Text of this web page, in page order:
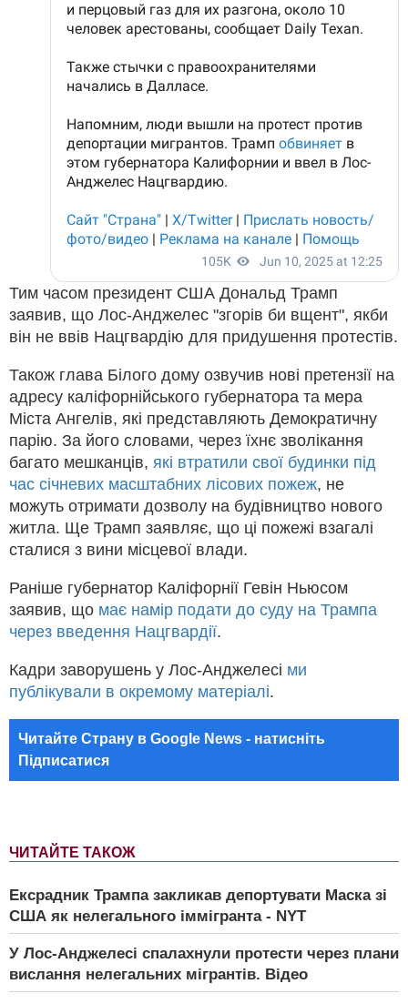
ЧИТАЙТЕ ТАКОЖ
Ексрадник Трампа закликав депортувати Маска зі
США як нелегального іммігранта - NYT
У Лос-Анджелесі спалахнули протести через плани
вислання нелегальних мігрантів. Відео
Тим часом президент США Дональд Трамп
заявив, що Лос-Анджелес "згорів би вщент", якби
він не ввів Нацгвардію для придушення протестів.
Також глава Білого дому озвучив нові претензії на
адресу каліфорнійського губернатора та мера
Міста Ангелів, які представляють Демократичну
парію. За його словами, через їхнє зволікання
багато мешканців, які втратили свої будинки під
час січневих масштабних лісових пожеж, не
можуть отримати дозволу на будівництво нового
житла. Ще Трамп заявляє, що ці пожежі взагалі
сталися з вини місцевої влади.
Раніше губернатор Каліфорнії Гевін Ньюсом
заявив, що має намір подати до суду на Трампа
через введення Нацгвардії.
Кадри заворушень у Лос-Анджелесі ми
публікували в окремому матеріалі.
Читайте Страну в Google News - натисніть
Підписатися